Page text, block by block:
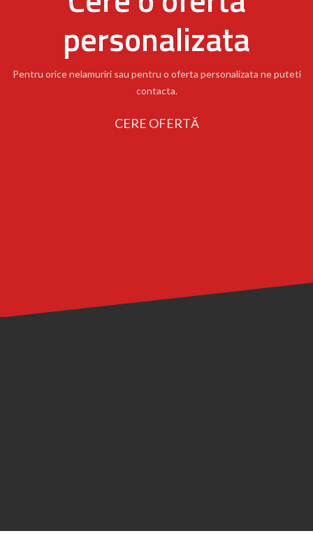
personalizata
Pentru orice nelamuriri sau pentru o oferta personalizata ne puteti
contacta.
CERE OFERTĂ